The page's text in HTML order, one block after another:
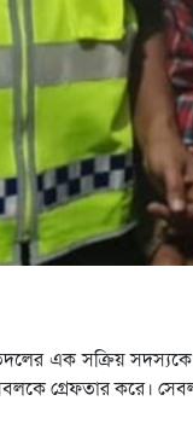
এক সক্রিয়
গ্রেফতার করে। সেবল